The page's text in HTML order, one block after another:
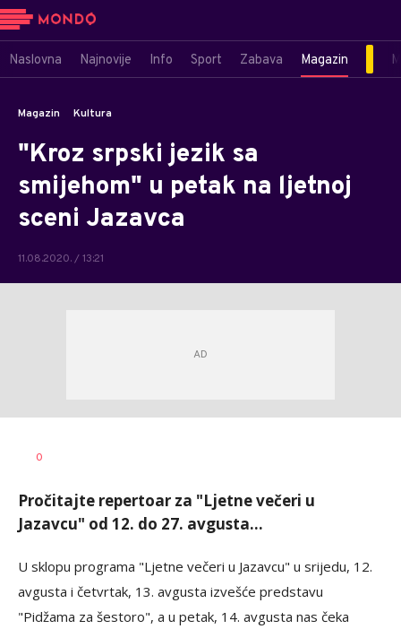
Naslovna Najnovije Info Sport Zabava Magazin
Magazin Kultura
"Kroz srpski jezik sa
smijehom" u petak na ljetnoj
sceni Jazavca
11.08.2020. / 13:21
AUTOR
0
Pročitajte repertoar za "Ljetne večeri u
Jazavcu" od 12. do 27. avgusta...
U sklopu programa "Ljetne večeri u Jazavcu" u srijedu, 12.
avgusta i četvrtak, 13. avgusta izvešće predstavu
"Pidžama za šestoro", a u petak, 14. avgusta nas čeka